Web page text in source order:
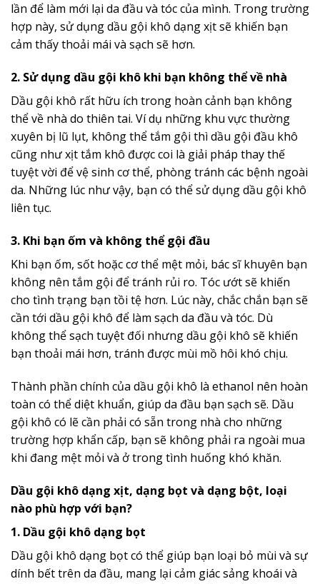
lần để làm mới lại da đầu và tóc của mình. Trong trường
hợp này, sử dụng dầu gội khô dạng xịt sẽ khiến bạn
cảm thấy thoải mái và sạch sẽ hơn.
2. Sử dụng dầu gội khô khi bạn không thể về nhà
Dầu gội khô rất hữu ích trong hoàn cảnh bạn không
thể về nhà do thiên tai. Ví dụ những khu vực thường
xuyên bị lũ lụt, không thể tắm gội thì dầu gội đầu khô
cũng như xịt tắm khô được coi là giải pháp thay thế
tuyệt vời để vệ sinh cơ thể, phòng tránh các bệnh ngoài
da. Những lúc như vậy, bạn có thể sử dụng dầu gội khô
liên tục.
3. Khi bạn ốm và không thể gội đầu
Khi bạn ốm, sốt hoặc cơ thể mệt mỏi, bác sĩ khuyên bạn
không nên tắm gội để tránh rủi ro. Tóc ướt sẽ khiến
cho tình trạng bạn tồi tệ hơn. Lúc này, chắc chắn bạn sẽ
cần tới dầu gội khô để làm sạch da đầu và tóc. Dù
không thể sạch tuyệt đối nhưng dầu gội khô sẽ khiến
bạn thoải mái hơn, tránh được mùi mồ hôi khó chịu.
Thành phần chính của dầu gội khô là ethanol nên hoàn
toàn có thể diệt khuẩn, giúp da đầu bạn sạch sẽ. Dầu
gội khô có lẽ cần phải có sẵn trong nhà cho những
trường hợp khẩn cấp, bạn sẽ không phải ra ngoài mua
khi đang mệt mỏi và ở trong tình huống khó khăn.
Dầu gội khô dạng xịt, dạng bọt và dạng bột, loại
nào phù hợp với bạn?
1. Dầu gội khô dạng bọt
Dầu gội khô dạng bọt có thể giúp bạn loại bỏ mùi và sự
dính bết trên da đầu, mang lại cảm giác sảng khoái và